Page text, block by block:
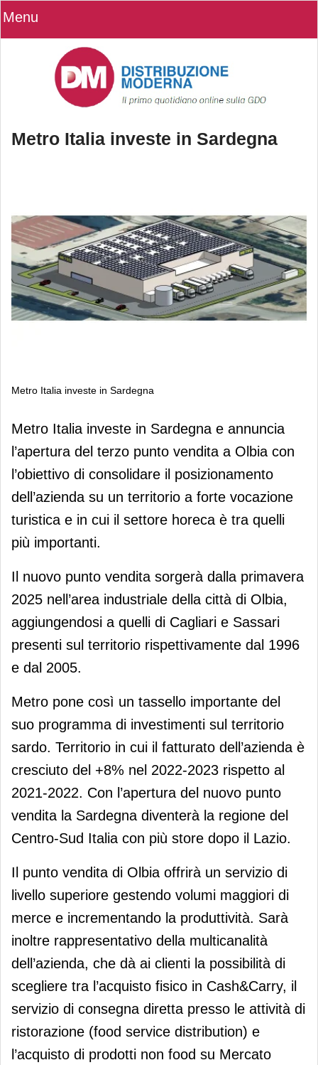
Menu
Metro Italia investe in Sardegna
Metro Italia investe in Sardegna
Metro Italia investe in Sardegna
Metro Italia investe in Sardegna e annuncia
l’apertura del terzo punto vendita a Olbia con
l’obiettivo di consolidare il posizionamento
dell’azienda su un territorio a forte vocazione
turistica e in cui il settore horeca è tra quelli
più importanti.
Il nuovo punto vendita sorgerà dalla primavera
2025 nell’area industriale della città di Olbia,
aggiungendosi a quelli di Cagliari e Sassari
presenti sul territorio rispettivamente dal 1996
e dal 2005.
Metro pone così un tassello importante del
suo programma di investimenti sul territorio
sardo. Territorio in cui il fatturato dell’azienda è
cresciuto del +8% nel 2022-2023 rispetto al
2021-2022. Con l’apertura del nuovo punto
vendita la Sardegna diventerà la regione del
Centro-Sud Italia con più store dopo il Lazio.
Il punto vendita di Olbia offrirà un servizio di
livello superiore gestendo volumi maggiori di
merce e incrementando la produttività. Sarà
inoltre rappresentativo della multicanalità
dell’azienda, che dà ai clienti la possibilità di
scegliere tra l’acquisto fisico in Cash&Carry, il
servizio di consegna diretta presso le attività di
ristorazione (food service distribution) e
l’acquisto di prodotti non food su Mercato